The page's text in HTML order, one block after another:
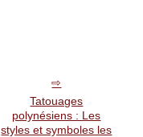
Tatouages
polynésiens : Les
styles et symboles les